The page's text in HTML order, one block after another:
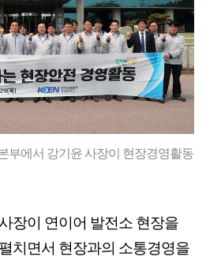
부에서 강기윤 사장이 현장경영활동
장이 연이어 발전소 현장을
치면서 현장과의 소통경영을